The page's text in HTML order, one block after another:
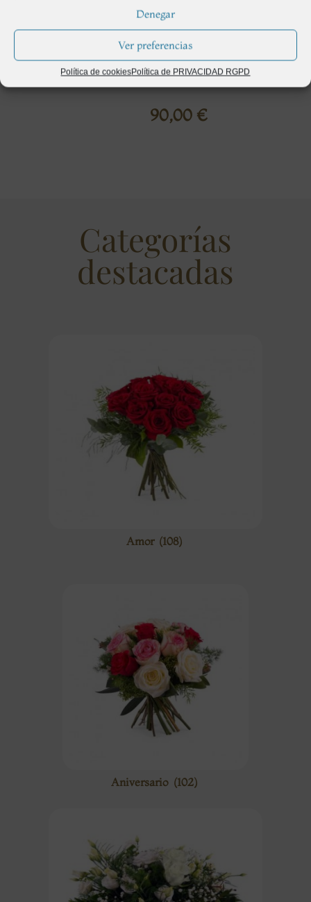
Denegar
Ver preferencias
Política de cookiesPolítica de PRIVACIDAD RGPD
Centro Tanatorio Rosa
90,00 €
Categorías
destacadas
Amor (108)
Aniversario (102)